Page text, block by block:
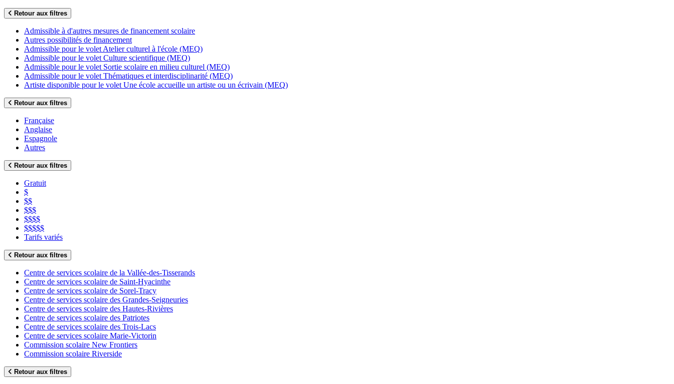
Retour aux filtres
Admissible à d'autres mesures de financement scolaire
Autres possibilités de financement
Admissible pour le volet Atelier culturel à l'école (MEQ)
Admissible pour le volet Culture scientifique (MEQ)
Admissible pour le volet Sortie scolaire en milieu culturel (MEQ)
Admissible pour le volet Thématiques et interdisciplinarité (MEQ)
Artiste disponible pour le volet Une école accueille un artiste ou un écrivain (MEQ)
Retour aux filtres
Française
Anglaise
Espagnole
Autres
Retour aux filtres
Gratuit
$
$$
$$$
$$$$
$$$$$
Tarifs variés
Retour aux filtres
Centre de services scolaire de la Vallée-des-Tisserands
Centre de services scolaire de Saint-Hyacinthe
Centre de services scolaire de Sorel-Tracy
Centre de services scolaire des Grandes-Seigneuries
Centre de services scolaire des Hautes-Rivières
Centre de services scolaire des Patriotes
Centre de services scolaire des Trois-Lacs
Centre de services scolaire Marie-Victorin
Commission scolaire New Frontiers
Commission scolaire Riverside
Retour aux filtres